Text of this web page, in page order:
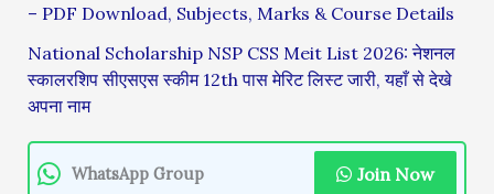
– PDF Download, Subjects, Marks & Course Details
National Scholarship NSP CSS Meit List 2026: नेशनल
स्कालरशिप सीएसएस स्कीम 12th पास मेरिट लिस्ट जारी, यहाँ से देखे
अपना नाम
WhatsApp Group Join Now